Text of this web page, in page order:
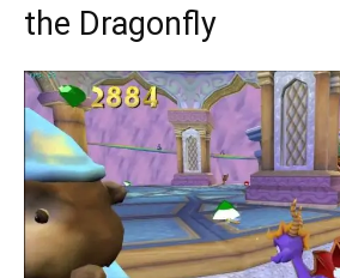
the Dragonfly